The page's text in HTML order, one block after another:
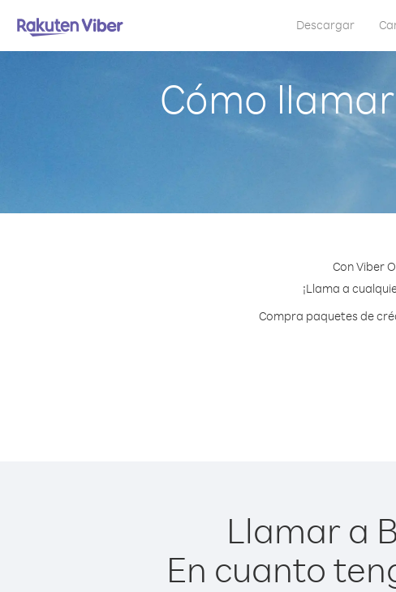
Descargar
Cómo
Con Viber
¡Llama a
Compra paquetes de
Llamar a
En cuanto